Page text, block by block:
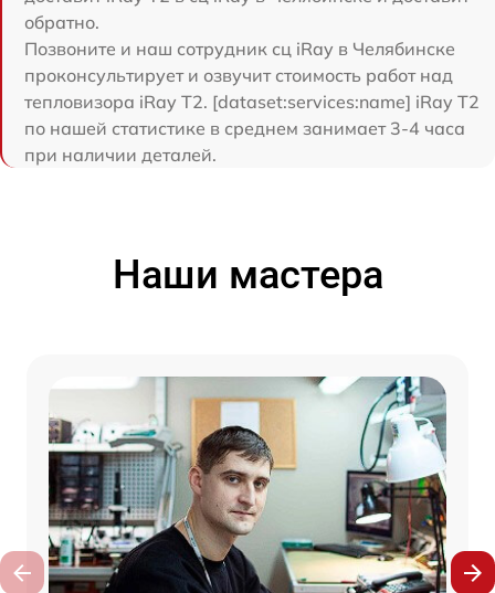
обратно.
Позвоните и наш сотрудник сц iRay в Челябинске
проконсультирует и озвучит стоимость работ над
тепловизора iRay T2. [dataset:services:name] iRay T2
по нашей статистике в среднем занимает 3-4 часа
при наличии деталей.
Наши мастера